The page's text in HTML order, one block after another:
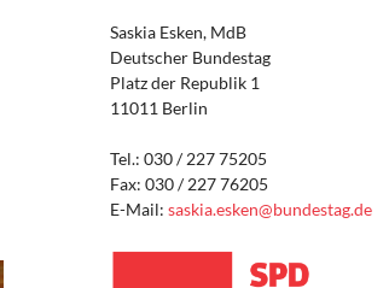
Saskia Esken, MdB
Deutscher Bundestag
Platz der Republik 1
11011 Berlin
Tel.: 030 / 227 75205
Fax: 030 / 227 76205
E-Mail:saskia.esken@bundestag.de